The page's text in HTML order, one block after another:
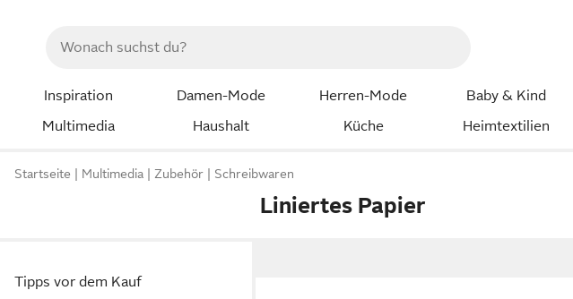
Inspiration Damen-Mode Herren-Mode Baby & Kind
Multimedia
Haushalt Küche Heimtextilien
Startseite Multimedia Zubehör Schreibwaren
Liniertes Papier
Tipps vor dem Kauf